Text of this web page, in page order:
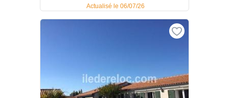
Actualisé le 06/07/26